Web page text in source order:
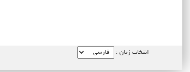
انتخاب زبان :